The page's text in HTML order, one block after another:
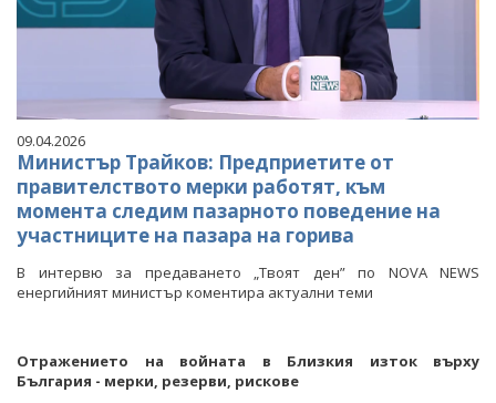
09.04.2026
Министър Трайков: Предприетите от
правителството мерки работят, към
момента следим пазарното поведение на
участниците на пазара на горива
В интервю за предаването „Твоят ден” по NOVA NEWS
енергийният министър коментира актуални теми
Отражението на войната в Близкия изток върху
България - мерки, резерви, рискове